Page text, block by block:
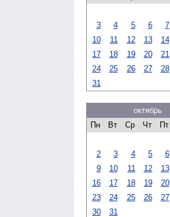
3
4 5 6 7
10
11 12 13 14
17
18 19 20 21
24
25 26 27 28
31
октябрь
Пн
Вт Ср Чт Пт
2
3 4 5 6
9
10 11 12 13
16
17 18 19 20
23
24 25 26 27
30
31